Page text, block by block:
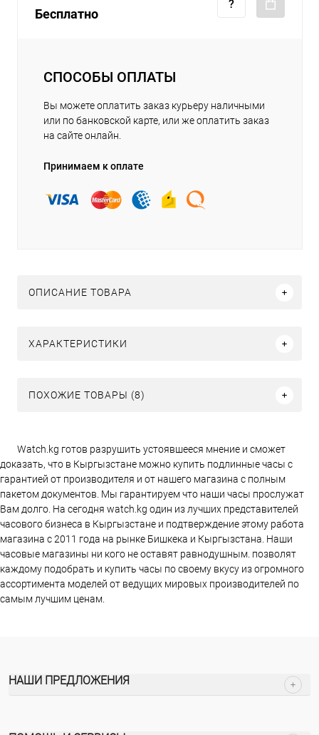
Бесплатно
СПОСОБЫ ОПЛАТЫ
Вы можете оплатить заказ курьеру наличными
или по банковской карте, или же оплатить заказ
на сайте онлайн.
Принимаем к оплате
ОПИСАНИЕ ТОВАРА
ХАРАКТЕРИСТИКИ
ПОХОЖИЕ ТОВАРЫ (8)
Watch.kg готов разрушить устоявшееся мнение и сможет
доказать, что в Кыргызстане можно купить подлинные часы с
гарантией от производителя и от нашего магазина с полным
пакетом документов. Мы гарантируем что наши часы прослужат
Вам долго. На сегодня watch.kg один из лучших представителей
часового бизнеса в Кыргызстане и подтверждение этому работа
магазина c 2011 года на рынке Бишкека и Кыргызстана. Наши
часовые магазины ни кого не оставят равнодушным. позволят
каждому подобрать и купить часы по своему вкусу из огромного
ассортимента моделей от ведущих мировых производителей по
самым лучшим ценам.
НАШИ ПРЕДЛОЖЕНИЯ